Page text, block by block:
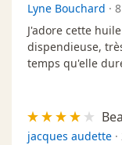
Lyne Bouchard ·
J'adore cette
dispendieuse,
temps qu'elle
jacques audette ·